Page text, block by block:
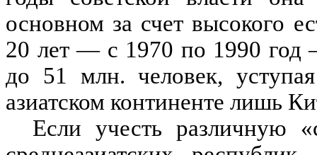
основном за счет высокого
20 лет — с 1970 по 1990 год
до 51 млн. человек,
азиатском континенте лишь
Если учесть различную